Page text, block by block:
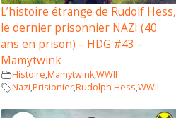
L’histoire étrange de Rudolf Hess,
le dernier prisonnier NAZI (40
ans en prison) – HDG #43 –
Mamytwink
Histoire,Mamytwink,WWII
Nazi,Prisionier,Rudolph Hess,WWII